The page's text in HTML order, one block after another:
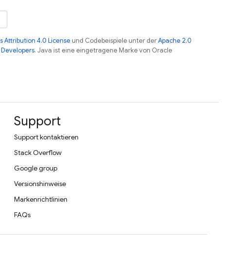
Attribution 4.0 License und Codebeispiele unter derApache 2.0
. Java ist eine eingetragene Marke von Oracle
Support
Support kontaktieren
Stack Overflow
Google group
Versionshinweise
Markenrichtlinien
FAQs